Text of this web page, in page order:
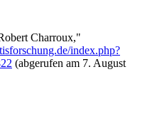
Charroux,"
index.php?
(abgerufen am 7. August